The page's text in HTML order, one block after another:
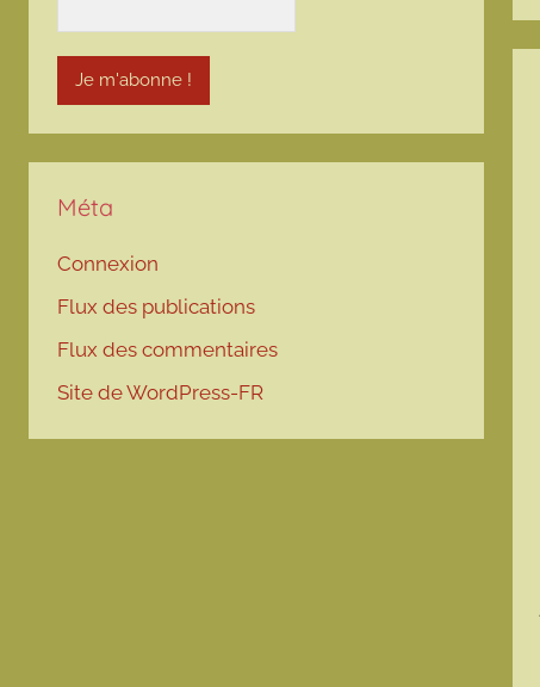
Méta
Connexion
Flux des publications
Flux des commentaires
Site de WordPress-FR